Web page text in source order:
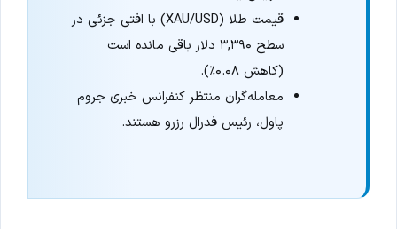
قیمت طلا (XAU/USD) با افتی جزئی در
سطح ۳,۳۹۰ دلار باقی مانده است
(کاهش ۰.۰۸٪).
معامله‌گران منتظر کنفرانس خبری جروم
پاول، رئیس فدرال رزرو هستند.